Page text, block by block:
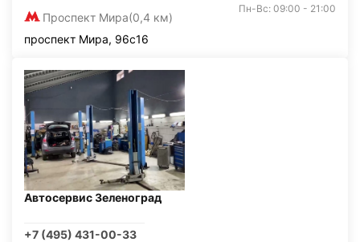
Проспект Мира(0,4 км)
Пн-Вс: 09:00 - 21:00
проспект Мира, 96с16
Автосервис Зеленоград
+7 (495) 431-00-33